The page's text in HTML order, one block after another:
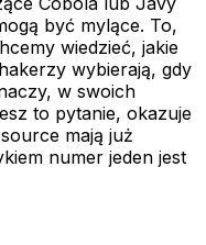
być mylące. To,
wiedzieć, jakie
wybierają, gdy
w swoich
to pytanie, okazuje
mają już
numer jeden jest